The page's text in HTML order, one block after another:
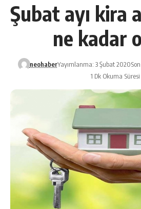
Şubat ayı kira
ne kadar
neohaberYayımlanma: 3 Şubat 2020
1 Dk Okuma Süresi